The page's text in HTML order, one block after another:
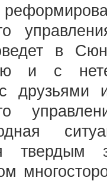
в
и с
друзьями